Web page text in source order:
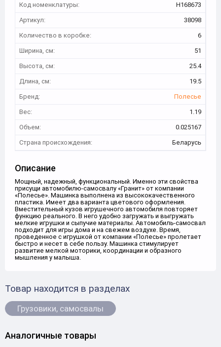
Код номенклатуры:
Н168673
Артикул:
38098
Количество в коробке:
6
Ширина, см:
51
Высота, см:
25.4
Длина, см:
19.5
Бренд:
Полесье
Вес:
1.19
Объем:
0.025167
Страна происхождения:
Беларусь
Описание
Мощный, надежный, функциональный. Именно эти свойства
присущи автомобилю-самосвалу «Гранит» от компании
«Полесье». Машинка выполнена из высококачественного
пластика. Имеет два варианта цветового оформления.
Вместительный кузов игрушечного автомобиля повторяет
функцию реального. В него удобно загружать и выгружать
мелкие игрушки и сыпучие материалы. Автомобиль-самосвал
подходит для игры дома и на свежем воздухе. Время,
проведенное с игрушкой от компании «Полесье» пролетает
быстро и несет в себе пользу. Машинка стимулирует
развитие мелкой моторики, координации и образного
мышления у малыша.
Товар находится в разделах
Грузовики, самосвалы
Аналогичные товары